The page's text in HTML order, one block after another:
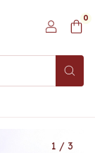
0
1 / 3